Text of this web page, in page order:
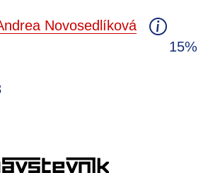
Novosedlíková
15%